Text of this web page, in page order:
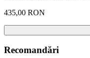
435,00 RON
Recomandări